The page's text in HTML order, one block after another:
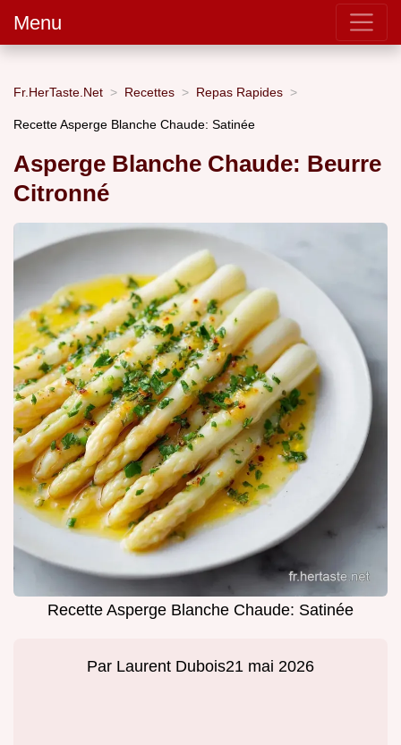
Menu
Fr.HerTaste.Net Recettes Repas Rapides
Recette Asperge Blanche Chaude: Satinée
Asperge Blanche Chaude: Beurre
Citronné
Recette Asperge Blanche Chaude: Satinée
Par Laurent Dubois21 mai 2026